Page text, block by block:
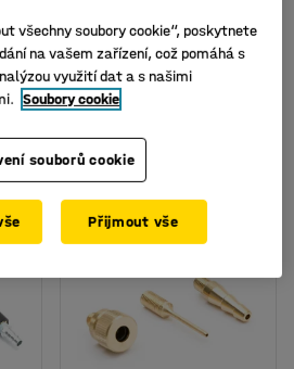
variantách
Rychlospojka, vnitřní
závit, 3/8"
Číslo výrobku
295 Kč
bez DPH
všechny soubory cookie“, poskytnete
na vašem zařízení, což pomáhá s
využití dat a s našimi
Soubory cookie
souborů cookie
Přijmout vše